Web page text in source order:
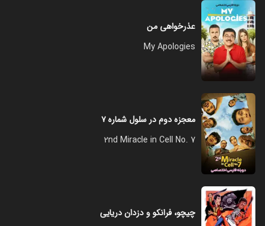
عذرخواهی من
My Apologies
معجزه دوم در سلول شماره ۷
2nd Miracle in Cell No. 7
چیچو، فرانکو و دزدان دریایی